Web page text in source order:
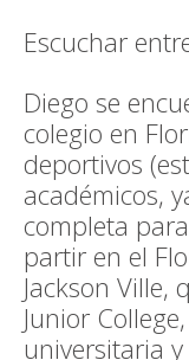
Escuchar
Diego se
colegio en
deportivos
académicos,
completa
partir en el
Jackson Ville,
Junior
universitaria